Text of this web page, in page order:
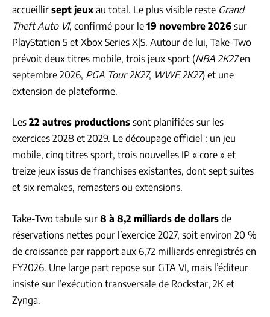
accueillir sept jeux au total. Le plus visible reste Grand
Theft Auto VI, confirmé pour le 19 novembre 2026 sur
PlayStation 5 et Xbox Series X|S. Autour de lui, Take-Two
prévoit deux titres mobile, trois jeux sport (NBA 2K27en
septembre 2026, PGA Tour 2K27, WWE 2K27) et une
extension de plateforme.
Les 22 autres productions sont planifiées sur les
exercices 2028 et 2029. Le découpage officiel : un jeu
mobile, cinq titres sport, trois nouvelles IP « core » et
treize jeux issus de franchises existantes, dont sept suites
et six remakes, remasters ou extensions.
Take-Two tabule sur 8 à 8,2 milliards de dollars de
réservations nettes pour l’exercice 2027, soit environ 20 %
de croissance par rapport aux 6,72 milliards enregistrés en
FY2026. Une large part repose sur GTA VI, mais l’éditeur
insiste sur l’exécution transversale de Rockstar, 2K et
Zynga.